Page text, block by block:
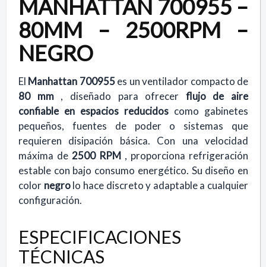
MANHATTAN 700955 –
80MM – 2500RPM –
NEGRO
El Manhattan 700955es un ventilador compacto de
80 mm , diseñado para ofrecer flujo de aire
confiable en espacios reducidos como gabinetes
pequeños, fuentes de poder o sistemas que
requieren disipación básica. Con una velocidad
máxima de 2500 RPM , proporciona refrigeración
estable con bajo consumo energético. Su diseño en
color negrolo hace discreto y adaptable a cualquier
configuración.
ESPECIFICACIONES
TÉCNICAS